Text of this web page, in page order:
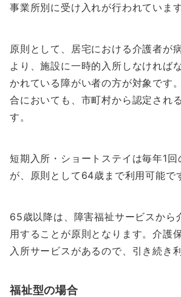
事業所別に受け入れが行われています
原則として、居宅における介護者が
より、施設に一時的入所しなければ
かれている障がい者の方が対象です
合においても、市町村から認定され
す。
短期入所・ショートステイは毎年1
が、原則として64歳まで利用可能で
65歳以降は、障害福祉サービスから
用することが原則となります。介護
入所サービスがあるので、引き続き
福祉型の場合